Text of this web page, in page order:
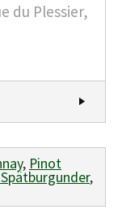
du Plessier,
, Pinot
,